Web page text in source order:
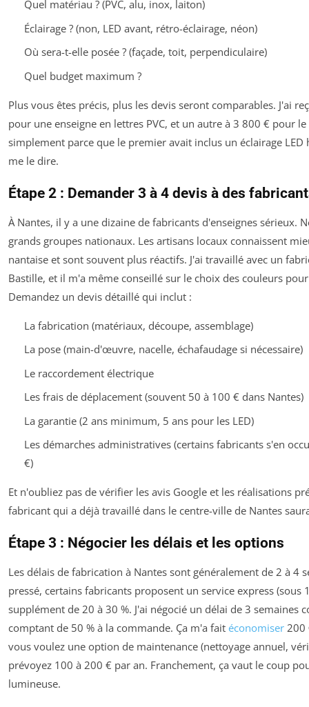
Quel matériau ? (PVC, alu, inox, laiton)
Éclairage ? (non, LED avant, rétro-éclairage, néon)
Où sera-t-elle posée ? (façade, toit, perpendiculaire)
Quel budget maximum ?
Plus vous êtes précis, plus les devis seront comparables. J'ai
pour une enseigne en lettres PVC, et un autre à 3 800 € pour
simplement parce que le premier avait inclus un éclairage LED
me le dire.
Étape 2 : Demander 3 à 4 devis à des
À Nantes, il y a une dizaine de fabricants d'enseignes sérieux.
grands groupes nationaux. Les artisans locaux connaissent
nantaise et sont souvent plus réactifs. J'ai travaillé avec un
Bastille, et il m'a même conseillé sur le choix des couleurs
Demandez un devis détaillé qui inclut :
La fabrication (matériaux, découpe, assemblage)
La pose (main-d'œuvre, nacelle, échafaudage si nécessaire)
Le raccordement électrique
Les frais de déplacement (souvent 50 à 100 € dans Nantes)
La garantie (2 ans minimum, 5 ans pour les LED)
Les démarches administratives (certains fabricants s'en
€)
Et n'oubliez pas de vérifier les avis Google et les réalisations
fabricant qui a déjà travaillé dans le centre-ville de Nantes
Étape 3 : Négocier les délais et les options
Les délais de fabrication à Nantes sont généralement de 2 à 4
pressé, certains fabricants proposent un service express (sous
supplément de 20 à 30 %. J'ai négocié un délai de 3 semaines
comptant de 50 % à la commande. Ça m'a fait économiser 200
vous voulez une option de maintenance (nettoyage annuel,
prévoyez 100 à 200 € par an. Franchement, ça vaut le coup
lumineuse.